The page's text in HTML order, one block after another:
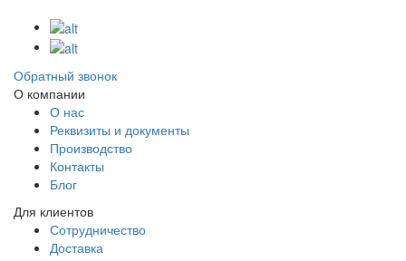
Обратный звонок
О компании
О нас
Реквизиты и документы
Производство
Контакты
Блог
Для клиентов
Сотрудничество
Доставка